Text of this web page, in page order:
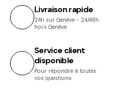
Livraison rapide
24h sur Genève - 24/48h
hors Genève
Service client
disponible
Pour répondre à toutes
vos questions